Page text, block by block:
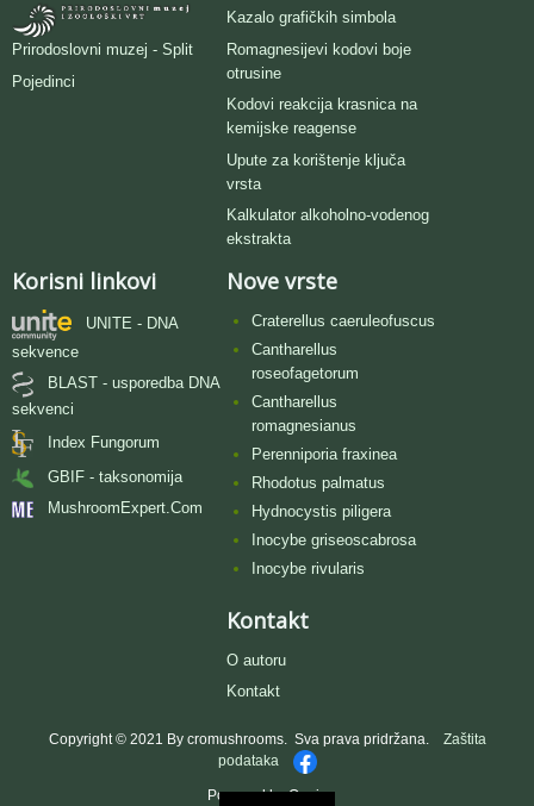
Prirodoslovni muzej - Split
Pojedinci
Kazalo grafičkih simbola
Romagnesijevi kodovi boje
otrusine
Kodovi reakcija krasnica na
kemijske reagense
Upute za korištenje ključa
vrsta
Kalkulator alkoholno-vodenog
ekstrakta
Korisni linkovi
UNITE - DNA
sekvence
BLAST - usporedba DNA
sekvenci
Index Fungorum
GBIF - taksonomija
MushroomExpert.Com
Nove vrste
Craterellus caeruleofuscus
Cantharellus
roseofagetorum
Cantharellus
romagnesianus
Perenniporia fraxinea
Rhodotus palmatus
Hydnocystis piligera
Inocybe griseoscabrosa
Inocybe rivularis
Kontakt
O autoru
Kontakt
Copyright © 2021 By cromushrooms. Sva prava pridržana. Zaštita
podataka
Powered by Oggie